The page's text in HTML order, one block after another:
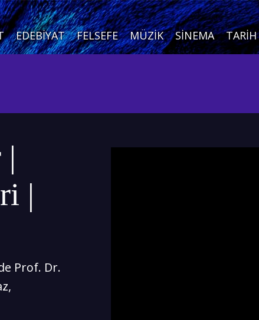
EDEBIYAT FELSEFE MÜZIK SINEMA TARIH
|
Prof. Dr.